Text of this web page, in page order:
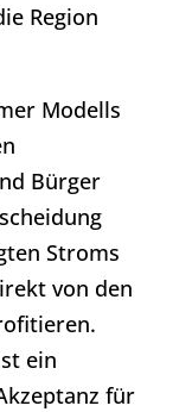
Region
Modells
Bürger
Stroms
von den
ein
für